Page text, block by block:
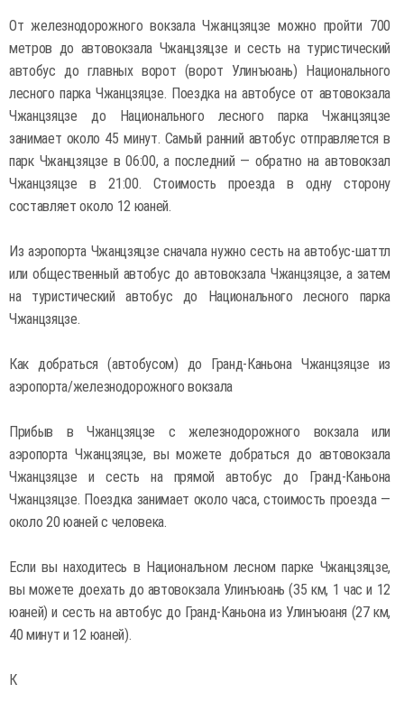
От железнодорожного вокзала Чжанцзяцзе можно пройти 700
метров до автовокзала Чжанцзяцзе и сесть на туристический
автобус до главных ворот (ворот Улинъюань) Национального
лесного парка Чжанцзяцзе. Поездка на автобусе от автовокзала
Чжанцзяцзе до Национального лесного парка Чжанцзяцзе
занимает около 45 минут. Самый ранний автобус отправляется в
парк Чжанцзяцзе в 06:00, а последний — обратно на автовокзал
Чжанцзяцзе в 21:00. Стоимость проезда в одну сторону
составляет около 12 юаней.
Из аэропорта Чжанцзяцзе сначала нужно сесть на автобус-шаттл
или общественный автобус до автовокзала Чжанцзяцзе, а затем
на туристический автобус до Национального лесного парка
Чжанцзяцзе.
Как добраться (автобусом) до Гранд-Каньона Чжанцзяцзе из
аэропорта/железнодорожного вокзала
Прибыв в Чжанцзяцзе с железнодорожного вокзала или
аэропорта Чжанцзяцзе, вы можете добраться до автовокзала
Чжанцзяцзе и сесть на прямой автобус до Гранд-Каньона
Чжанцзяцзе. Поездка занимает около часа, стоимость проезда —
около 20 юаней с человека.
Если вы находитесь в Национальном лесном парке Чжанцзяцзе,
вы можете доехать до автовокзала Улинъюань (35 км, 1 час и 12
юаней) и сесть на автобус до Гранд-Каньона из Улинъюаня (27 км,
40 минут и 12 юаней).
К